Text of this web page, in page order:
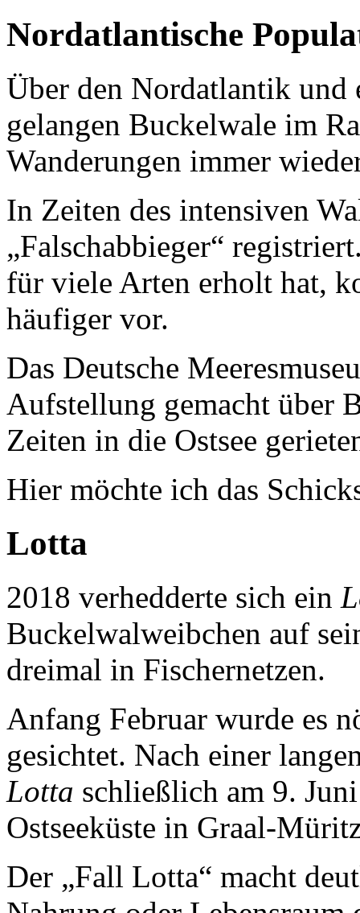
Nordatlantische
Über den Nordatlantik und
gelangen Buckelwale im
Wanderungen immer
In Zeiten des intensiven
„Falschabbieger“
für viele Arten erholt hat,
häufiger vor.
Das Deutsche
Aufstellung gemacht über
Zeiten in die Ostsee
Hier möchte ich das
Lotta
2018 verhedderte sich ein
Buckelwalweibchen auf
dreimal in Fischernetzen.
Anfang Februar wurde es
gesichtet. Nach einer
Lotta schließlich am 9.
Ostseeküste in Graal-
Der „Fall Lotta“ macht